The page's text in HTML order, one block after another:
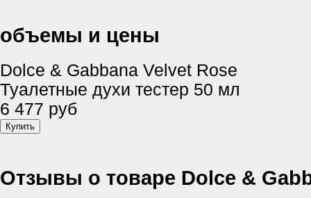
объемы и цены
Dolce & Gabbana Velvet Rose
Туалетные духи тестер 50 мл
6 477 руб
Отзывы о товаре Dolce &